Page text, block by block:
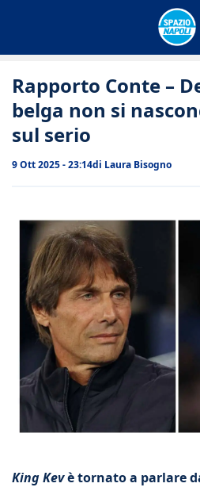
Rapporto Conte –
belga non si
sul serio
9 Ott 2025 - 23:14di Laura Bisogno
King Kevè tornato a parlare